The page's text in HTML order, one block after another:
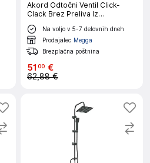
Akord Odtočni Ventil Click-
Clack Brez Preliva Iz
Nerjavnega Jekla, Krom
Na voljo v 5-7 delovnih dneh
Prodajalec Megga
Brezplačna poštnina
51 00 €
62,88 €